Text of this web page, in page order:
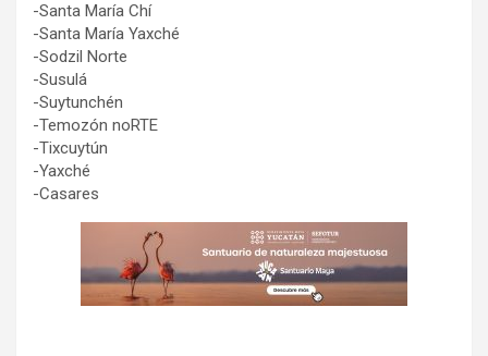
-Santa María Chí
-Santa María Yaxché
-Sodzil Norte
-Susulá
-Suytunchén
-Temozón noRTE
-Tixcuytún
-Yaxché
-Casares